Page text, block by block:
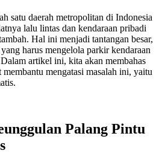
satu daerah metropolitan di Indonesia
lalu lintas dan kendaraan pribadi
Hal ini menjadi tantangan besar,
harus mengelola parkir kendaraan
artikel ini, kita akan membahas
mengatasi masalah ini, yaitu
Palang Pintu